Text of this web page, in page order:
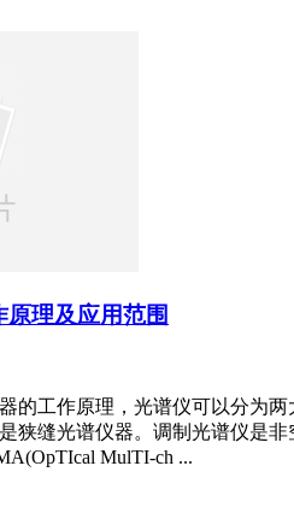
理及应用范围
工作原理，光谱仪可以分为两
狭缝光谱仪器。调制光谱仪是
MulTI-ch ...